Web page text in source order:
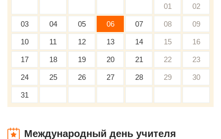
01 02
03 04 05 06 07 08 09
10 11 12 13 14 15 16
17 18 19 20 21 22 23
24 25 26 27 28 29 30
31
Международный день учителя